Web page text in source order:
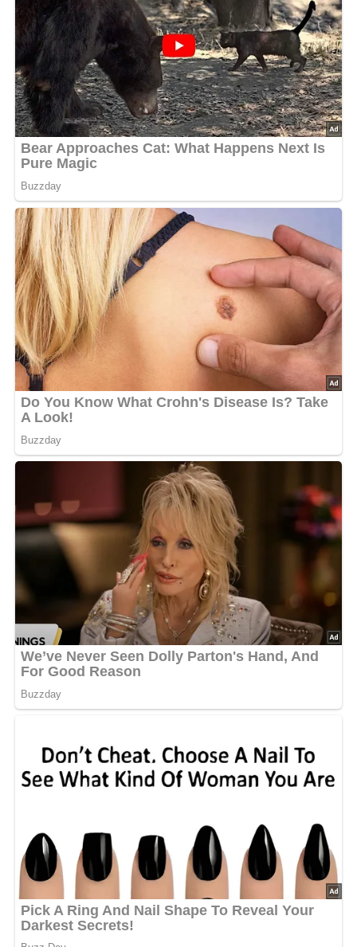
einer hellen Schüssel oder auf einem großen weißen Teller
entsteht ein freundlicher und hochwertiger Eindruck, der
sofort Lust auf eine warme Mahlzeit macht.
Kalorien pro Portion: ca. 290 kcal
Zubereitungszeit:ca. 40 Minuten
Schwierigkeitsgrad:
Diese Zutaten brauchen wir…
200 g Pilze
500 g Gurken
400 g Tomaten
1 Zwiebel